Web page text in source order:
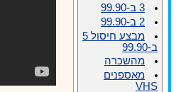
3 ב-99.90
2 ב-99.90
מבצע חיסול 5
ב-99.90
מהשכרה
מאספנים
VHS